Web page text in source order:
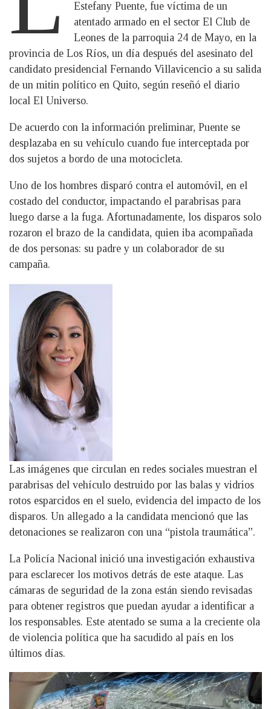
Estefany Puente, fue víctima de un
atentado armado en el sector El Club de
Leones de la parroquia 24 de Mayo, en la
provincia de Los Ríos, un día después del asesinato del
candidato presidencial Fernando Villavicencio a su salida
de un mitin político en Quito, según reseñó el diario
local El Universo.
De acuerdo con la información preliminar, Puente se
desplazaba en su vehículo cuando fue interceptada por
dos sujetos a bordo de una motocicleta.
Uno de los hombres disparó contra el automóvil, en el
costado del conductor, impactando el parabrisas para
luego darse a la fuga. Afortunadamente, los disparos solo
rozaron el brazo de la candidata, quien iba acompañada
de dos personas: su padre y un colaborador de su
campaña.
Las imágenes que circulan en redes sociales muestran el
parabrisas del vehículo destruido por las balas y vidrios
rotos esparcidos en el suelo, evidencia del impacto de los
disparos. Un allegado a la candidata mencionó que las
detonaciones se realizaron con una “pistola traumática”.
La Policía Nacional inició una investigación exhaustiva
para esclarecer los motivos detrás de este ataque. Las
cámaras de seguridad de la zona están siendo revisadas
para obtener registros que puedan ayudar a identificar a
los responsables. Este atentado se suma a la creciente ola
de violencia política que ha sacudido al país en los
últimos días.